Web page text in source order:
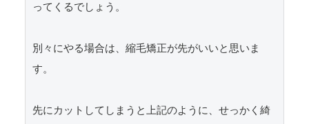
ってくるでしょう。
別々にやる場合は、縮毛矯正が先がいいと思いま
す。
先にカットしてしまうと上記のように、せっかく綺